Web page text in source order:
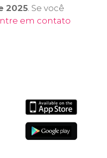
2025. Se você
em contato